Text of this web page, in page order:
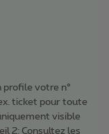
profile votre n°
ticket pour toute
visible
2: Consultez les